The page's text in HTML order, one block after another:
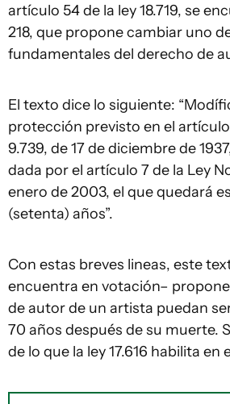
artículo 54 de la ley 18.719, se
218, que propone cambiar uno
fundamentales del derecho de
El texto dice lo siguiente:
protección previsto en el artículo
9.739, de 17 de diciembre de
dada por el artículo 7 de la Ley
enero de 2003, el que quedará
(setenta) años”.
Con estas breves lineas, este
encuentra en votación–
de autor de un artista puedan
70 años después de su muerte.
de lo que la ley 17.616 habilita